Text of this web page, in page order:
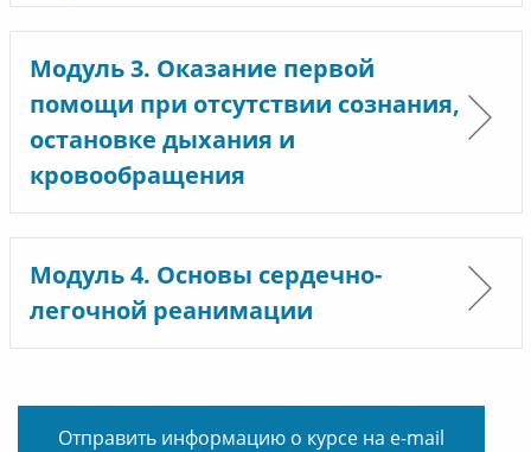
Модуль 3. Оказание первой
помощи при отсутствии сознания,
остановке дыхания и
кровообращения
Модуль 4. Основы сердечно-
легочной реанимации
Отправить информацию о курсе на e-mail